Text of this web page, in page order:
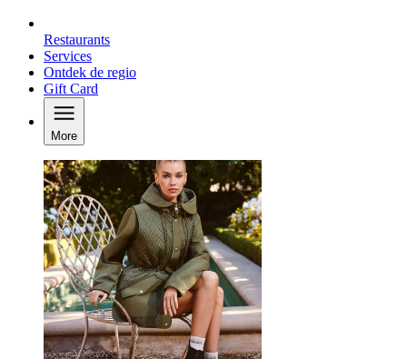
Restaurants
Services
Ontdek de regio
Gift Card
More